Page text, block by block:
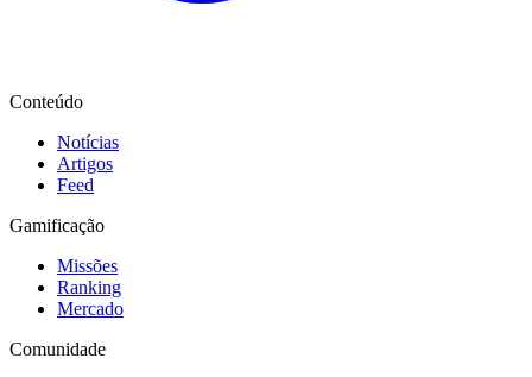
Conteúdo
Notícias
Artigos
Feed
Gamificação
Missões
Ranking
Mercado
Comunidade